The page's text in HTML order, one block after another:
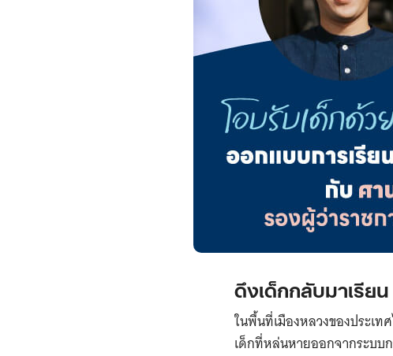
ดึงเด็กกลับมาเรียน
ในพื้นที่เมืองหลวงของประเ
เด็กที่หล่นหายออกจากระบบ